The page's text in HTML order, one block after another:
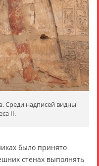
Среди надписей видны
II.
было принято
стенах выполнять